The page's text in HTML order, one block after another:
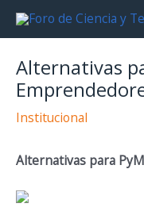
Alternativas
Institucional
Alternativas para